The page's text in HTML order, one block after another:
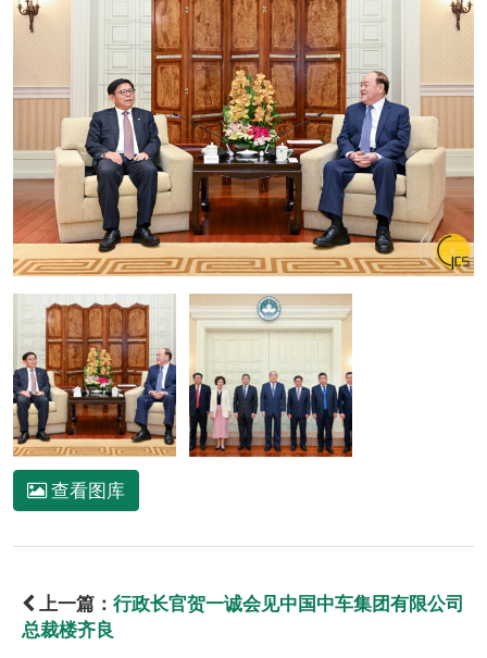
查看图库
上一篇： 行政长官贺一诚会见中国中车集团有限公司
总裁楼齐良